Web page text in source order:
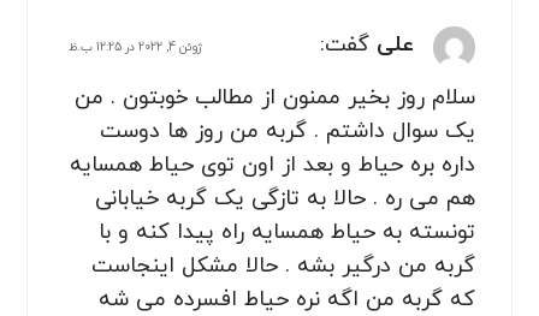
علی گفت: ژوئن 4, 2022 در 12:25 ب.ظ
سلام روز بخیر ممنون از مطالب خوبتون . من
یک سوال داشتم . گربه من روز ها دوست
داره بره حیاط و بعد از اون توی حیاط همسایه
هم می ره . حالا به تازگی یک گربه خیابانی
تونسته به حیاط همسایه راه پیدا کنه و با
گربه من درگیر بشه . حالا مشکل اینجاست
که گربه من اگه نره حیاط افسرده می شه